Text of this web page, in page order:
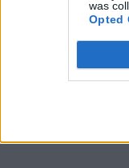
was
Opted